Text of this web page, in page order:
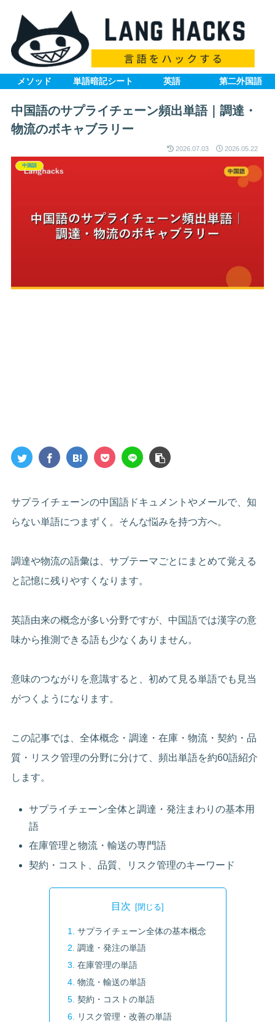
メソッド 単語暗記シート 英語 第二外国語
中国語のサプライチェーン頻出単語｜調達・
物流のボキャブラリー
2026.07.03 2026.05.22
中国語
サプライチェーンの中国語ドキュメントやメールで、知
らない単語につまずく。そんな悩みを持つ方へ。
調達や物流の語彙は、サブテーマごとにまとめて覚える
と記憶に残りやすくなります。
英語由来の概念が多い分野ですが、中国語では漢字の意
味から推測できる語も少なくありません。
意味のつながりを意識すると、初めて見る単語でも見当
がつくようになります。
この記事では、全体概念・調達・在庫・物流・契約・品
質・リスク管理の分野に分けて、頻出単語を約60語紹介
します。
サプライチェーン全体と調達・発注まわりの基本用
語
在庫管理と物流・輸送の専門語
契約・コスト、品質、リスク管理のキーワード
目次
サプライチェーン全体の基本概念
調達・発注の単語
在庫管理の単語
物流・輸送の単語
契約・コストの単語
リスク管理・改善の単語